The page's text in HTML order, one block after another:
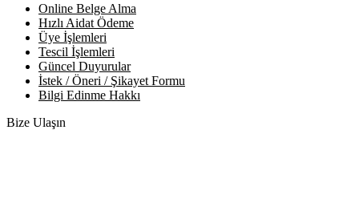
Online Belge Alma
Hızlı Aidat Ödeme
Üye İşlemleri
Tescil İşlemleri
Güncel Duyurular
İstek / Öneri / Şikayet Formu
Bilgi Edinme Hakkı
Bize Ulaşın